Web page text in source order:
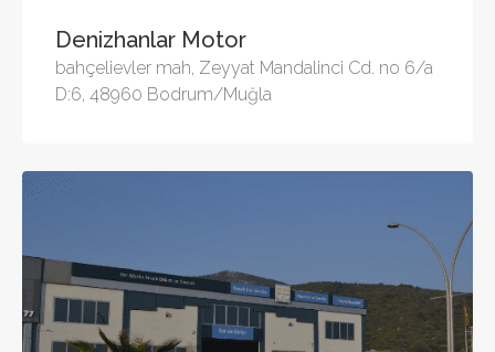
Denizhanlar Motor
bahçelievler mah, Zeyyat Mandalinci Cd. no 6/a
D:6, 48960 Bodrum/Muğla